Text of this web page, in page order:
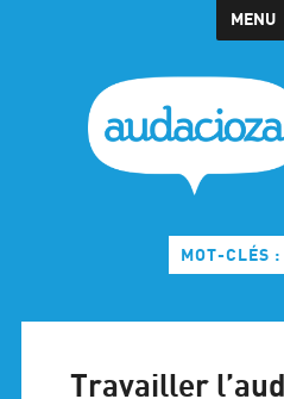
MENU
MOT-CLÉS :
Travailler